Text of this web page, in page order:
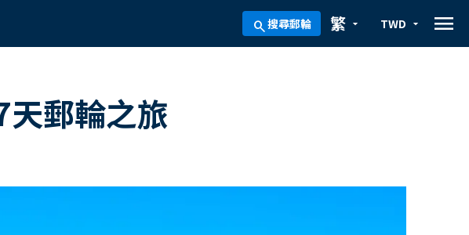
search搜尋郵輪 arrow_drop_down
繁 arrow_drop_down
TWD menu
天郵輪之旅